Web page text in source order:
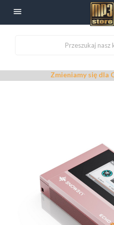

Zmieniamy się dla Ciebie–